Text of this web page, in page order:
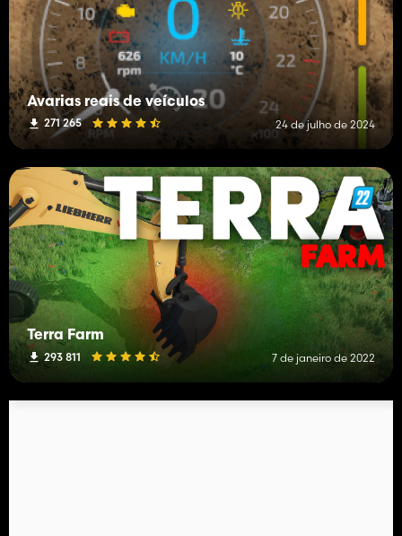
Avarias reais de veículos
271 265 24 de julho de 2024
Terra Farm
293 811 7 de janeiro de 2022